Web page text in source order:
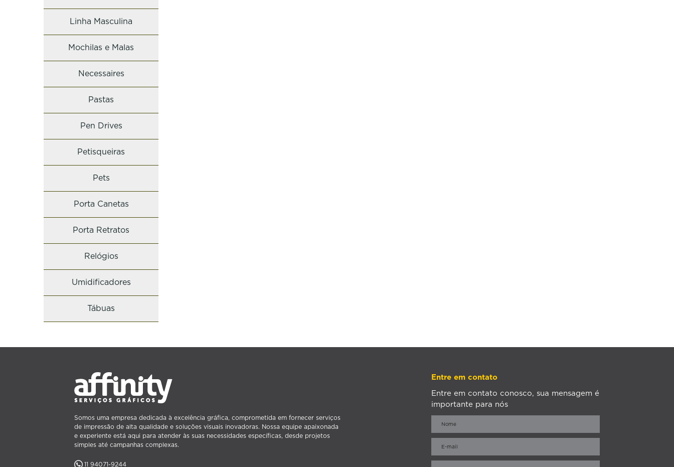
Linha Masculina
Mochilas e Malas
Necessaires
Pastas
Pen Drives
Petisqueiras
Pets
Porta Canetas
Porta Retratos
Relógios
Umidificadores
Tábuas
Somos uma empresa dedicada à excelência gráfica, comprometida em fornecer serviços
de impressão de alta qualidade e soluções visuais inovadoras. Nossa equipe apaixonada
e experiente está aqui para atender às suas necessidades específicas, desde projetos
simples até campanhas complexas.
11 94071-9244
Entre em contato
Entre em contato conosco, sua mensagem é
importante para nós